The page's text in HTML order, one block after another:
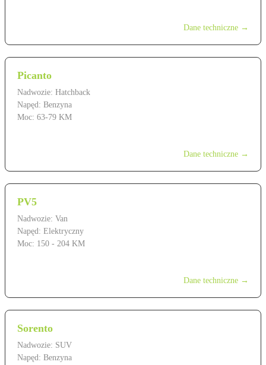
Dane techniczne →
Picanto
Nadwozie: Hatchback
Napęd: Benzyna
Moc: 63-79 KM
Dane techniczne →
PV5
Nadwozie: Van
Napęd: Elektryczny
Moc: 150 - 204 KM
Dane techniczne →
Sorento
Nadwozie: SUV
Napęd: Benzyna